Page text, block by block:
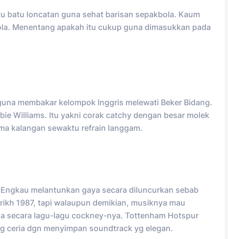
batu loncatan guna sehat barisan sepakbola. Kaum
Menentang apakah itu cukup guna dimasukkan pada
membakar kelompok Inggris melewati Beker Bidang.
Williams. Itu yakni corak catchy dengan besar molek
kalangan sewaktu refrain langgam.
melantunkan gaya secara diluncurkan sebab
1987, tapi walaupun demikian, musiknya mau
secara lagu-lagu cockney-nya. Tottenham Hotspur
ceria dgn menyimpan soundtrack yg elegan.